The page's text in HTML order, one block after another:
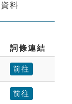
料
詞條連結
前往
前往